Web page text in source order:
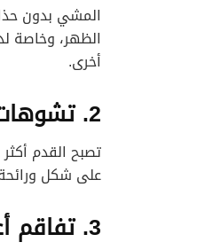
المشي بدون
الظهر، وخاصة
أخرى.
2. تشوهات في القدم والإصابة بالعدوى
تصبح القدم
على شكل ورائحة
3. تفاقم أعراض مرضى السكري